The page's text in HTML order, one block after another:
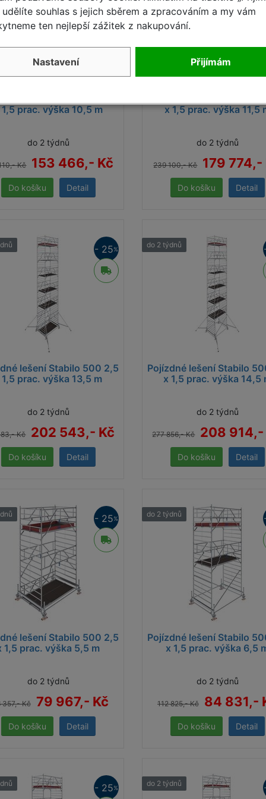
prac. výška 10,5 m
do 2 týdnů
Kč 153 466,- Kč
Detail
x 1,5 prac. výška 11,5
do 2 týdnů
239 100,- Kč 179 774,-
Detail
lešení Stabilo 500 2,5
1,5 prac. výška 13,5 m
do 2 týdnů
Kč 202 543,- Kč
Detail
- 25%
Pojízdné lešení Stabilo
x 1,5 prac. výška 14,5
do 2 týdnů
do 2 týdnů
277 856,- Kč 208 914,-
Detail
lešení Stabilo 500 2,5
1,5 prac. výška 5,5 m
do 2 týdnů
357,- Kč 79 967,- Kč
Detail
- 25%
Pojízdné lešení Stabilo
x 1,5 prac. výška 6,5
do 2 týdnů
do 2 týdnů
112 825,- Kč 84 831,-
Detail
- 25% do 2 týdnů
udělíte souhlas s jejich sběrem a zpracováním a my vám
ten nejlepší zážitek z nakupování.
Nastavení Přijímám